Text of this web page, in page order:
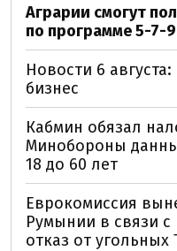
Аграрии смогут
по программе 5-7-
Новости 6
бизнес
Кабмин обязал
Минобороны
18 до 60 лет
Еврокомиссия
Румынии в связи
отказ от угольных